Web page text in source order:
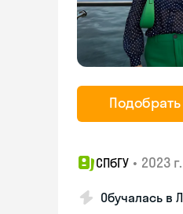
СПбГУ • 2023 г.
Обучалась в